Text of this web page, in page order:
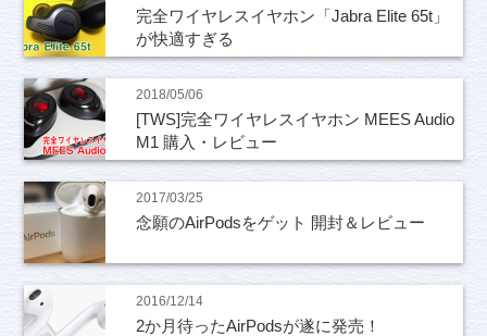
完全ワイヤレスイヤホン「Jabra Elite 65t」
が快適すぎる
2018/05/06
[TWS]完全ワイヤレスイヤホン MEES Audio
M1 購入・レビュー
2017/03/25
念願のAirPodsをゲット 開封＆レビュー
2016/12/14
2か月待ったAirPodsが遂に発売！